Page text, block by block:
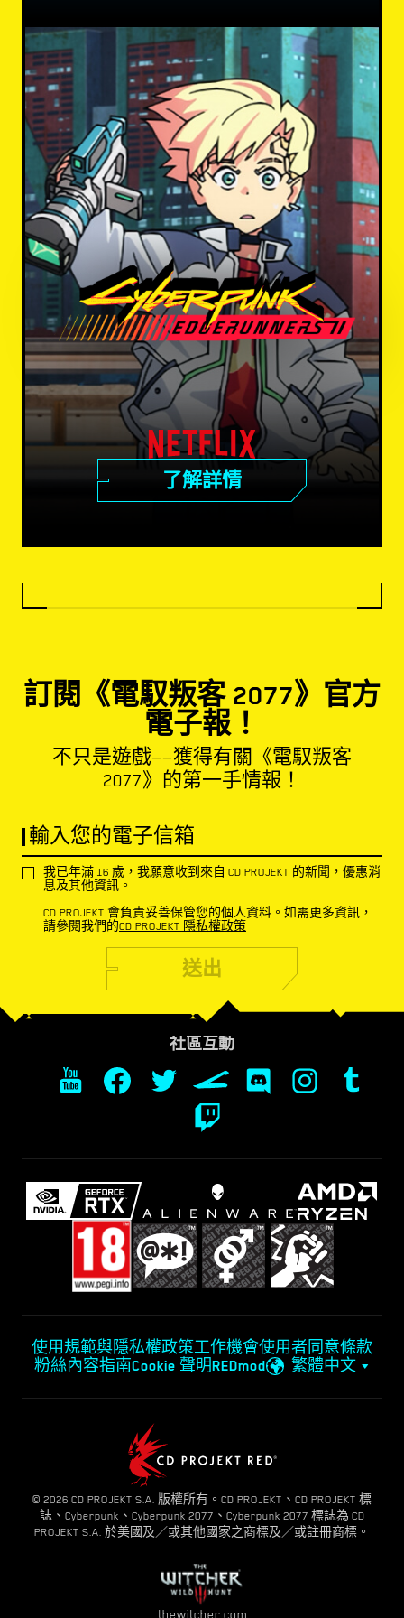
了解詳情
訂閱《電馭叛客 2077》官方
電子報！
不只是遊戲——獲得有關《電馭叛客
2077》的第一手情報！
輸入您的電子信箱
我已年滿 16 歲，我願意收到來自 CD PROJEKT 的新聞，優惠消
息及其他資訊。
CD PROJEKT 會負責妥善保管您的個人資料。如需更多資訊，
請參閱我們的CD PROJEKT 隱私權政策
送出
社區互動
使用規範與隱私權政策工作機會使用者同意條款
粉絲內容指南Cookie 聲明REDmod 繁體中文
© 2026 CD PROJEKT S.A. 版權所有。CD PROJEKT、CD PROJEKT 標
誌、Cyberpunk、Cyberpunk 2077、Cyberpunk 2077 標誌為 CD
PROJEKT S.A. 於美國及／或其他國家之商標及／或註冊商標。
thewitcher.com